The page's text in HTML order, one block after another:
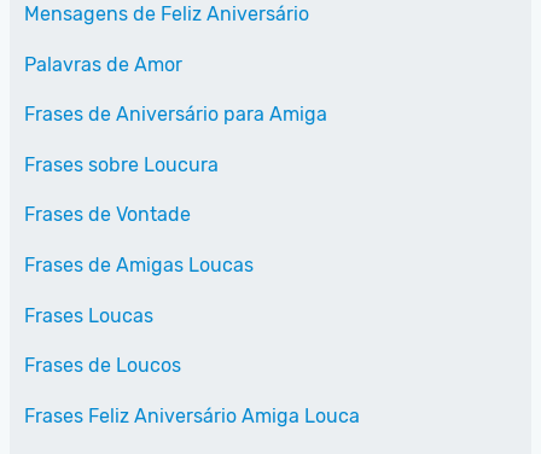
Mensagens de Feliz Aniversário
Palavras de Amor
Frases de Aniversário para Amiga
Frases sobre Loucura
Frases de Vontade
Frases de Amigas Loucas
Frases Loucas
Frases de Loucos
Frases Feliz Aniversário Amiga Louca